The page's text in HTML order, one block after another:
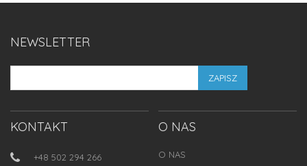
NEWSLETTER
ZAPISZ
KONTAKT
+48 502 294 266
O NAS
O NAS